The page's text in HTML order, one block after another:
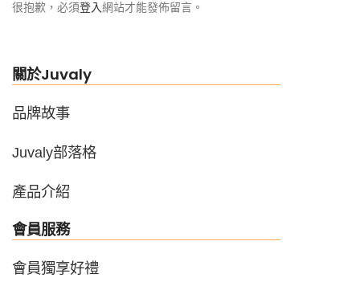
很抱歉，必須登入網站才能發佈留言。
關於Juvaly
品牌故事
Juvaly部落格
產品介紹
會員服務
會員獨享好禮